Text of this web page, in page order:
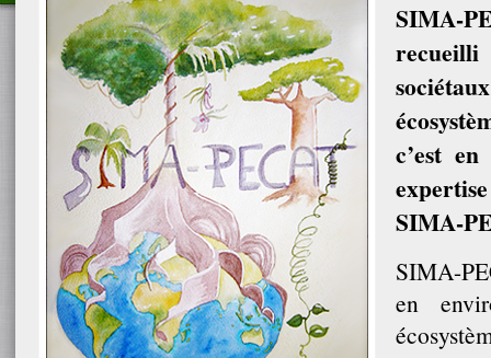
SIMA-
recueilli
c’est
SIMA-
SIMA-
en